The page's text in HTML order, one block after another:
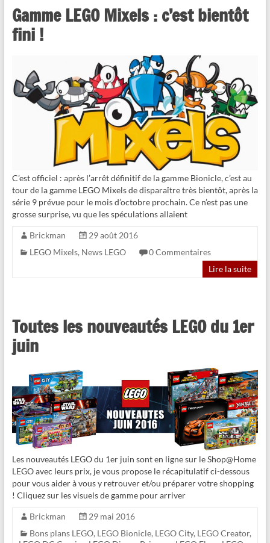
Gamme LEGO Mixels : c’est bientôt
fini !
C’est officiel : après l’arrêt définitif de la gamme Bionicle, c’est au
tour de la gamme LEGO Mixels de disparaître très bientôt, après la
série 9 prévue pour le mois d’octobre prochain. Ce n’est pas une
grosse surprise, vu que les spéculations allaient
Brickman
29 août 2016
LEGO Mixels, News LEGO
0 Commentaires
Lire la suite
Toutes les nouveautés LEGO du 1er
juin
Les nouveautés LEGO du 1er juin sont en ligne sur le Shop@Home
LEGO avec leurs prix, je vous propose le récapitulatif ci-dessous
pour vous aider à vous y retrouver et/ou préparer votre shopping
! Cliquez sur les visuels de gamme pour arriver
Brickman
29 mai 2016
Bons plans LEGO, LEGO Bionicle, LEGO City, LEGO Creator,